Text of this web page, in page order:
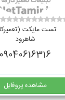
تست مایکت (تعمیرکار)
شاهرود
09040616316
مشاهده پروفایل